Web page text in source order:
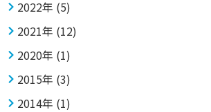
2022年 (5)
2021年 (12)
2020年 (1)
2015年 (3)
2014年 (1)